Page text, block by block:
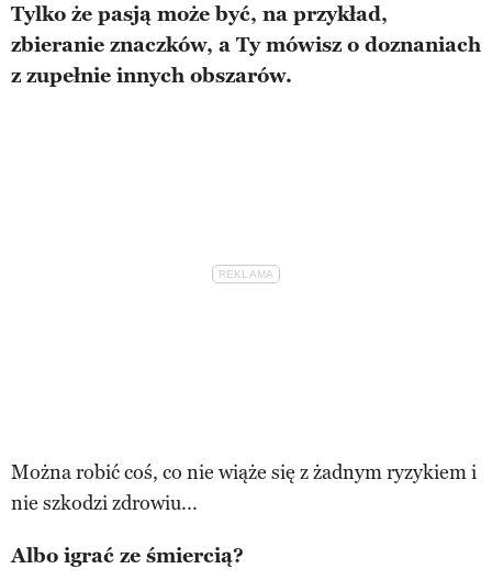
Tylko że pasją może być, na przykład,
zbieranie znaczków, a Ty mówisz o doznaniach
z zupełnie innych obszarów.
Można robić coś, co nie wiąże się z żadnym ryzykiem i
nie szkodzi zdrowiu...
Albo igrać ze śmiercią?